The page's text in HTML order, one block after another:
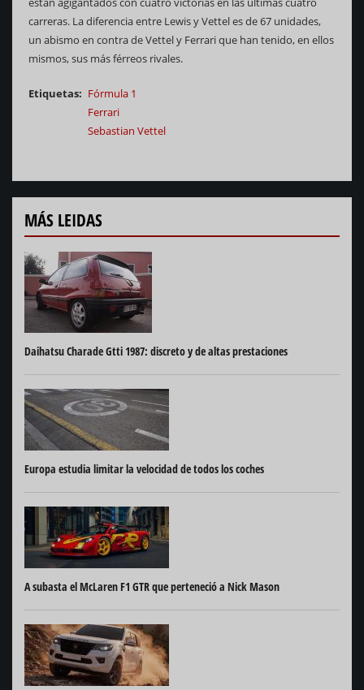
carreras. La diferencia entre Lewis y Vettel es de 67 unidades,
un abismo en contra de Vettel y Ferrari que han tenido, en ellos
mismos, sus más férreos rivales.
Etiquetas
Fórmula 1
Ferrari
Sebastian Vettel
MÁS LEIDAS
Daihatsu Charade Gtti 1987: discreto y de altas prestaciones
Europa estudia limitar la velocidad de todos los coches
A subasta el McLaren F1 GTR que perteneció a Nick Mason